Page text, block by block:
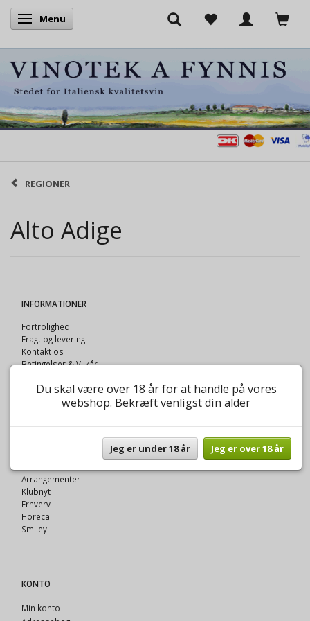
Skifte navigation
Menu
REGIONER
Alto Adige
INFORMATIONER
Fortrolighed
Fragt og levering
Kontakt os
Betingelser & Vilkår
Arrangementer
Klubnyt
Erhverv
Horeca
Smiley
KONTO
Min konto
Du skal være over 18 år for at handle på vores
webshop. Bekræft venligst din alder
Jeg er under 18 år Jeg er over 18 år